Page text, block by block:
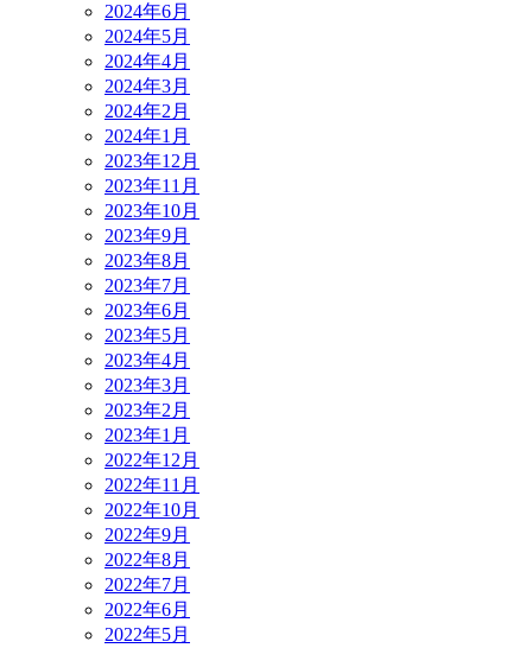
2024年6月
2024年5月
2024年4月
2024年3月
2024年2月
2024年1月
2023年12月
2023年11月
2023年10月
2023年9月
2023年8月
2023年7月
2023年6月
2023年5月
2023年4月
2023年3月
2023年2月
2023年1月
2022年12月
2022年11月
2022年10月
2022年9月
2022年8月
2022年7月
2022年6月
2022年5月